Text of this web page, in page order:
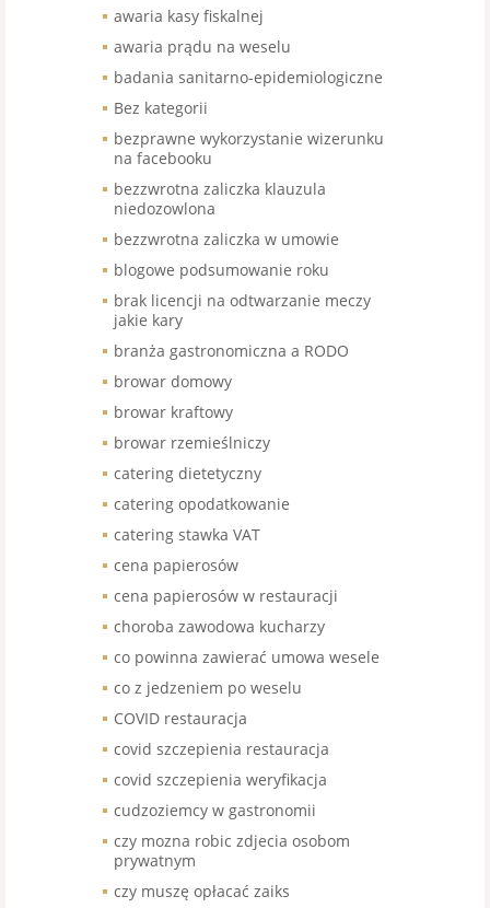
awaria kasy fiskalnej
awaria prądu na weselu
badania sanitarno-epidemiologiczne
Bez kategorii
bezprawne wykorzystanie wizerunku
na facebooku
bezzwrotna zaliczka klauzula
niedozowlona
bezzwrotna zaliczka w umowie
blogowe podsumowanie roku
brak licencji na odtwarzanie meczy
jakie kary
branża gastronomiczna a RODO
browar domowy
browar kraftowy
browar rzemieślniczy
catering dietetyczny
catering opodatkowanie
catering stawka VAT
cena papierosów
cena papierosów w restauracji
choroba zawodowa kucharzy
co powinna zawierać umowa wesele
co z jedzeniem po weselu
COVID restauracja
covid szczepienia restauracja
covid szczepienia weryfikacja
cudzoziemcy w gastronomii
czy mozna robic zdjecia osobom
prywatnym
czy muszę opłacać zaiks